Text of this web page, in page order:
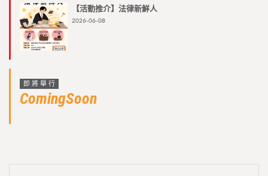
【活動推介】法律新鮮人
2026-06-08
即將舉行
ComingSoon